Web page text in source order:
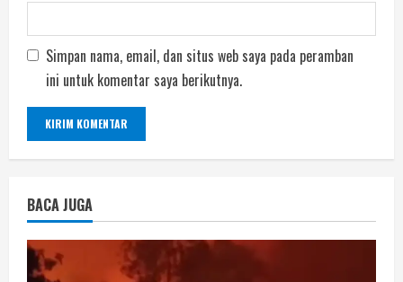
Simpan nama, email, dan situs web saya pada peramban
ini untuk komentar saya berikutnya.
BACA JUGA